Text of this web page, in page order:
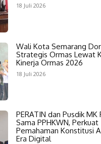
18 Juli 2026
Wali Kota Semarang
Strategis Ormas Lewat
Kinerja Ormas 2026
18 Juli 2026
PERATIN dan Pusdik MK
Sama PPHKWN, Perkuat
Pemahaman Konstitusi
Era Digital